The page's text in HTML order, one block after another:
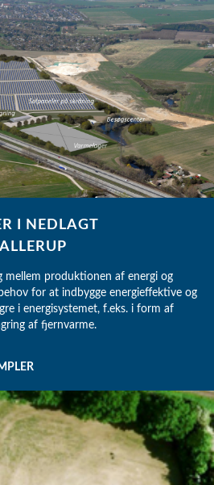
I NEDLAGT
mellem produktionen af energi og
for at indbygge energieffektive og
i energisystemet, f.eks. i form af
af fjernvarme.